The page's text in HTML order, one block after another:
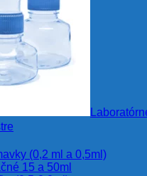
(0,2 ml a 0,5ml)
15 a 50ml